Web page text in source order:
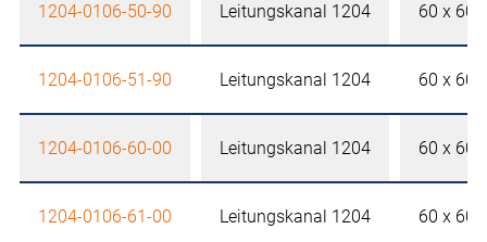
1204-0106-50-90 Leitungskanal 1204 60 x 60
1204-0106-51-90 Leitungskanal 1204 60 x 60
1204-0106-60-00 Leitungskanal 1204 60 x 60
1204-0106-61-00 Leitungskanal 1204 60 x 60